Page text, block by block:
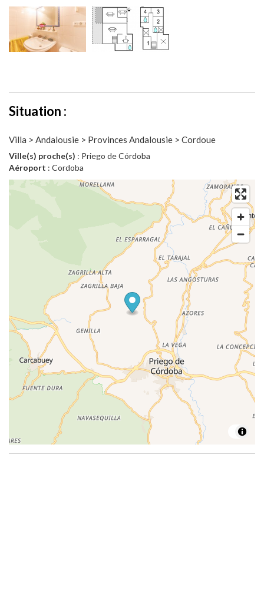
Situation :
Villa > Andalousie > Provinces Andalousie > Cordoue
Ville(s) proche(s) : Priego de Córdoba
Aéroport : Cordoba